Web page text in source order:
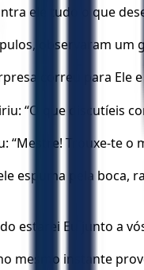
ele tudo o que
observaram
correu para Ele
“O que discutíeis
“Mestre! Trouxe-te
espuma pela
estarei Eu junto a
mesmo instante